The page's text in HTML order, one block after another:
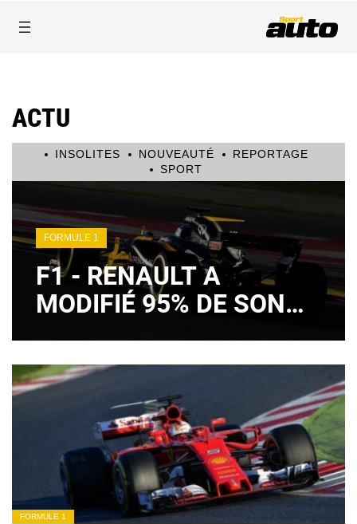
ACTU
INSOLITES NOUVEAUTÉ
REPORTAGE
SPORT
FORMULE 1
F1 - RENAULT A
MODIFIÉ 95% DE SON
FORMULE 1